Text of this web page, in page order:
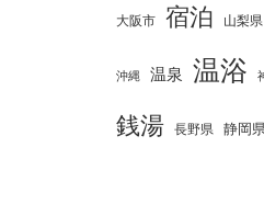
大阪市 宿泊 山梨県
沖縄 温泉 温浴
銭湯 長野県 静岡